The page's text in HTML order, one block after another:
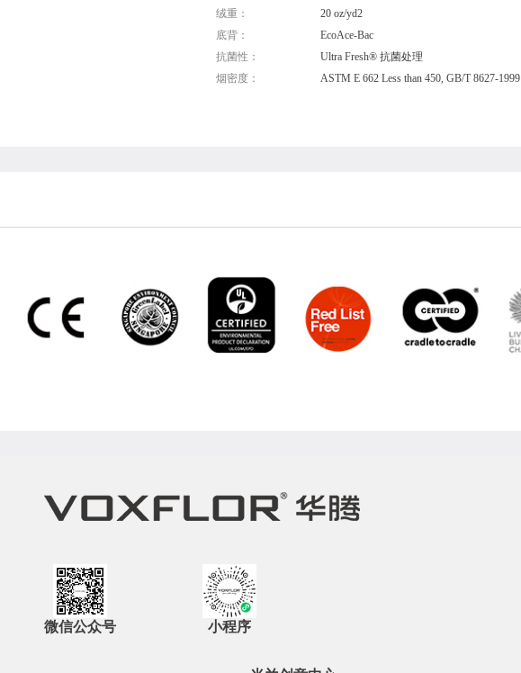
绒重：
20 oz/yd2
底背：
EcoAce-Bac
抗菌性：
Ultra Fresh® 抗菌处理
烟密度：
ASTM E 662 Less than 450, GB/T 8627-1999
微信公众号 小程序